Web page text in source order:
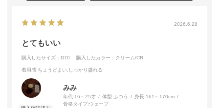
2026.6.28
とてもいい
購入したサイズ：D70 購入したカラー：クリーム/CR
着用感:ちょうどよい,しっかり盛れる
みみ
年代:16～25才 体型: ふつう 身長:161～170cm
骨格タイプ:ウェーブ